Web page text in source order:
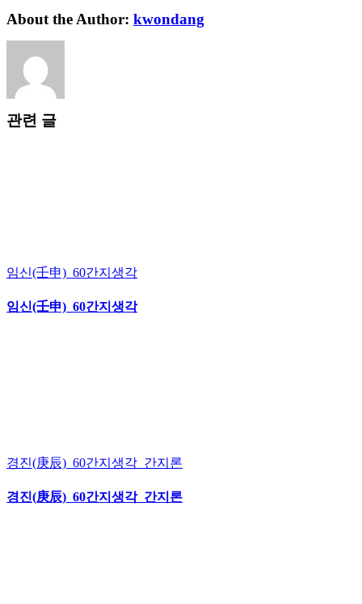
Facebook
X
Reddit
LinkedIn
WhatsApp
Tumblr
Pinterest
Vk
Xing
이
About the Author: kwondang
관련 글
임신(壬申)_60간지생각
임신(壬申)_60간지생각
경진(庚辰)_60간지생각_간지론
경진(庚辰)_60간지생각_간지론